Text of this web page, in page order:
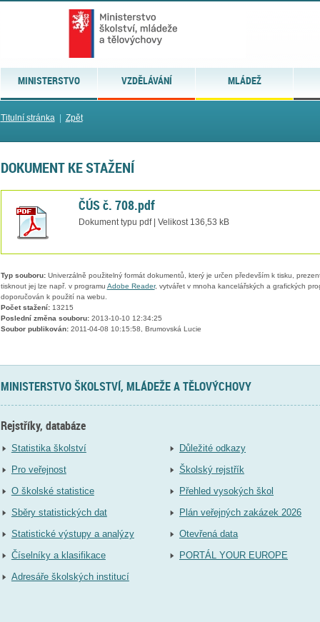
MINISTERSTVO VZDĚLÁVÁNÍ MLÁDEŽ
Titulní stránka| Zpět
DOKUMENT KE STAŽENÍ
ČÚS č. 708.pdf
Dokument typu pdf | Velikost 136,53 kB
Typ souboru:Univerzálně použitelný formát dokumentů, který je určen především k tisku,
tisknout jej lze např. v programu Adobe Reader, vytvářet v mnoha kancelářských a grafických
doporučován k použití na webu.
Počet stažení:13215
Poslední změna souboru:2013-10-10 12:34:25
Soubor publikován:2011-04-08 10:15:58, Brumovská Lucie
MINISTERSTVO ŠKOLSTVÍ, MLÁDEŽE A TĚLOVÝCHOVY
Rejstříky, databáze
Statistika školství
Pro veřejnost
O školské statistice
Sběry statistických dat
Statistické výstupy a analýzy
Číselníky a klasifikace
Adresáře školských institucí
Důležité odkazy
Školský rejstřík
Přehled vysokých škol
Plán veřejných zakázek 2026
Otevřená data
PORTÁL YOUR EUROPE